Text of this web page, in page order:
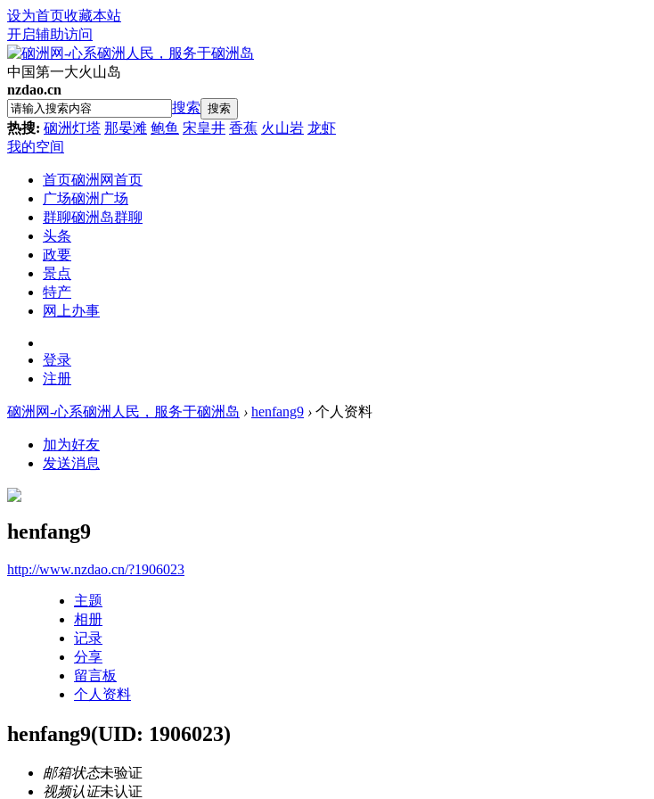
设为首页收藏本站
开启辅助访问
中国第一大火山岛
nzdao.cn
搜索 搜索
热搜: 硇洲灯塔 那晏滩 鲍鱼 宋皇井 香蕉 火山岩 龙虾
我的空间
首页硇洲网首页
广场硇洲广场
群聊硇洲岛群聊
头条
政要
景点
特产
网上办事
登录
注册
硇洲网-心系硇洲人民，服务于硇洲岛 › henfang9 › 个人资料
加为好友
发送消息
henfang9
http://www.nzdao.cn/?1906023
主题
相册
记录
分享
留言板
个人资料
henfang9(UID: 1906023)
邮箱状态未验证
视频认证未认证